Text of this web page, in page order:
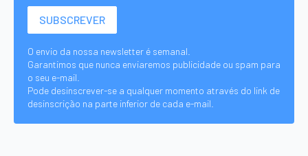
O envio da nossa newsletter é semanal.
Garantimos que nunca enviaremos publicidade ou spam para
o seu e-mail.
Pode desinscrever-se a qualquer momento através do link de
desinscrição na parte inferior de cada e-mail.